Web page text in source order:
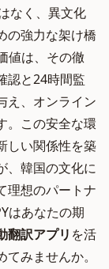
なく、異文化
の強力な架け橋
値は、その徹
認と24時間監
え、オンライン
。この安全な環
しい関係性を築
、韓国の文化に
理想のパートナ
はあなたの期
翻訳アプリ を活
てみませんか。